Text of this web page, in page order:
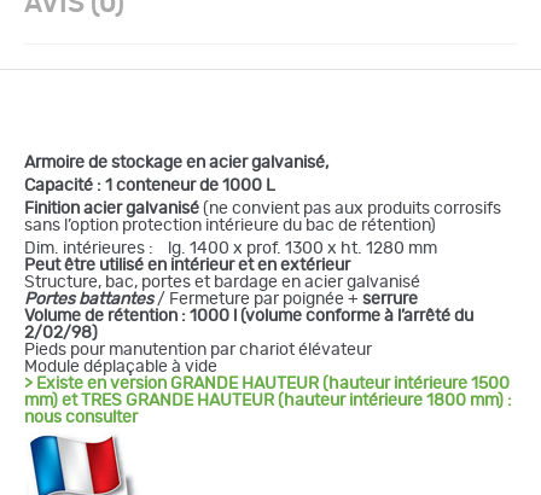
Armoire de stockage en acier galvanisé,
Capacité : 1 conteneur de 1000 L
Finition acier galvanisé (ne convient pas aux produits corrosifs
sans l’option protection intérieure du bac de rétention)
Dim. intérieures : lg. 1400 x prof. 1300 x ht. 1280 mm
Peut être utilisé en intérieur et en extérieur
Structure, bac, portes et bardage en acier galvanisé
Portes battantes/ Fermeture par poignée + serrure
Volume de rétention : 1000 l (volume conforme à l’arrêté du
2/02/98)
Pieds pour manutention par chariot élévateur
Module déplaçable à vide
> Existe en version GRANDE HAUTEUR (hauteur intérieure 1500
mm) et TRES GRANDE HAUTEUR (hauteur intérieure 1800 mm) :
nous consulter